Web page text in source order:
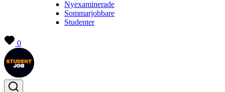
Nyexaminerade
Sommarjobbare
Studenter
0